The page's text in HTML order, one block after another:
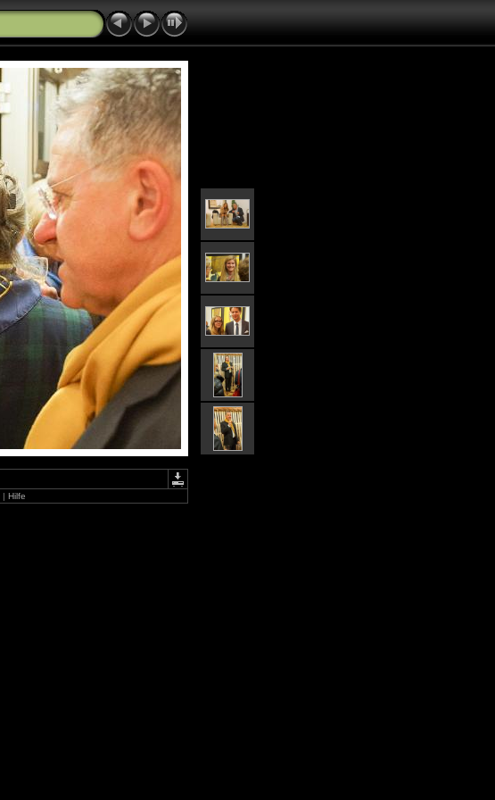
| Hilfe